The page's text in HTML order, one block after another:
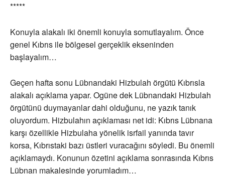
*****
Konuyla alakalı iki önemli konuyla somutlayalım. Önce
genel Kıbrıs ile bölgesel gerçeklik ekseninden
başlayalım…
Geçen hafta sonu Lübnandaki Hizbulah örgütü Kıbrısla
alakalı açıklama yapar. Ogüne dek Lübnandaki Hizbulah
örgütünü duymayanlar dahi olduğunu, ne yazık tanık
oluyordum. Hizbulahın açıklaması net idi: Kıbrıs Lübnana
karşı özellikle Hizbulaha yönelik isrfail yanında tavır
korsa, Kıbrıstaki bazı üstleri vuracağını söyledi. Bu önemli
açıklamaydı. Konunun özetini açıklama sonrasında Kıbrıs
Lübnan makalesinde yorumladım…